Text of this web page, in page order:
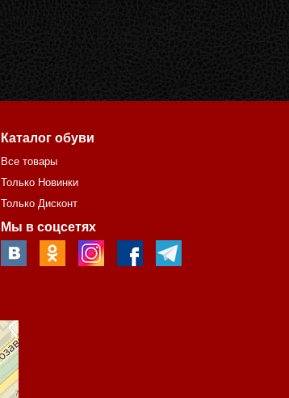
Каталог обуви
Все товары
Только Новинки
Только Дисконт
Мы в соцсетях